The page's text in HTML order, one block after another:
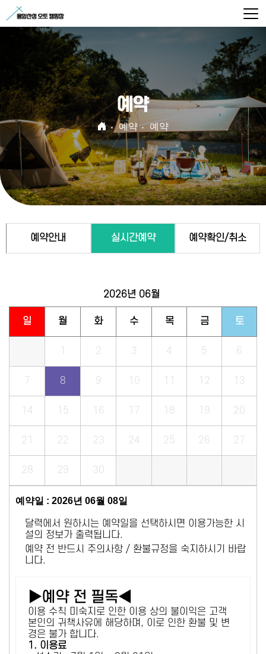
예약
예약 예약
예약안내 실시간예약 예약확인/취소
2026년 06월
일 월 화 수 목 금 토
1 2 3 4 5 6
7 8 9 10 11 12 13
14 15 16 17 18 19 20
21 22 23 24 25 26 27
28 29 30
예약일 : 2026년 06월 08일
달력에서 원하시는 예약일을 선택하시면 이용가능한 시
설의 정보가 출력됩니다.
예약 전 반드시 주의사항 / 환불규정을 숙지하시기 바랍
니다.
▶예약 전 필독◀
이용 수칙 미숙지로 인한 이용 상의 불이익은 고객
본인의 귀책사유에 해당하며, 이로 인한 환불 및 변
경은 불가 합니다.
1. 이용료